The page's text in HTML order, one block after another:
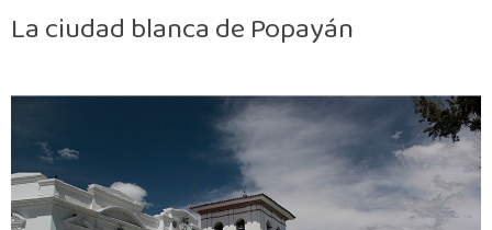
La ciudad blanca de Popayán